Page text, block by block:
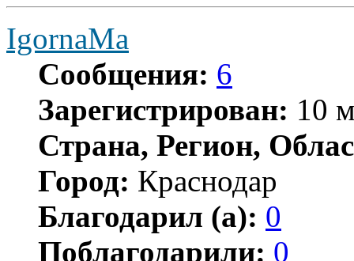
IgornaMa
Сообщения: 6
Зарегистрирован: 10
Страна, Регион,
Город: Краснодар
Благодарил (а): 0
Поблагодарили: 0